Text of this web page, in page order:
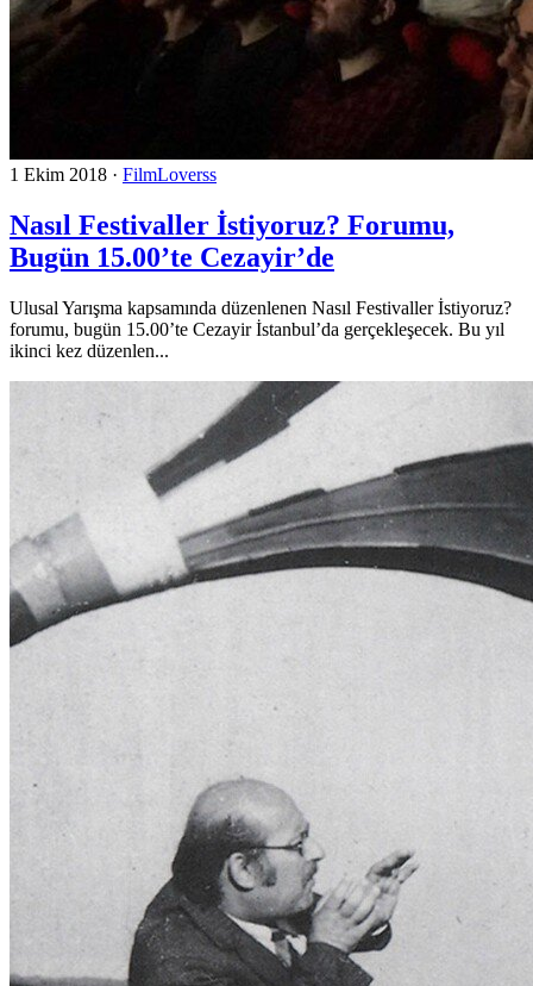
1 Ekim 2018 · FilmLoverss
Nasıl Festivaller İstiyoruz? Forumu,
Bugün 15.00’te Cezayir’de
Ulusal Yarışma kapsamında düzenlenen Nasıl Festivaller İstiyoruz?
forumu, bugün 15.00’te Cezayir İstanbul’da gerçekleşecek. Bu yıl
ikinci kez düzenlen...